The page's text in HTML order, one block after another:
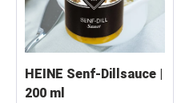
HEINE Senf-Dillsauce |
200 ml